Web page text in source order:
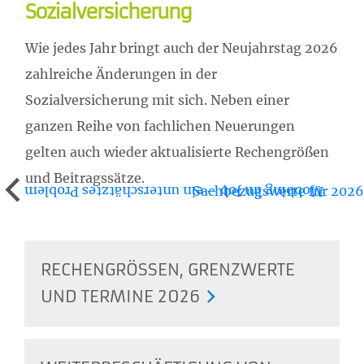
Sozialversicherung
Wie jedes Jahr bringt auch der Neujahrstag 2026
zahlreiche Änderungen in der
Sozialversicherung mit sich. Neben einer
ganzen Reihe von fachlichen Neuerungen
gelten auch wieder aktualisierte Rechengrößen
und Beitragssätze.
RECHENGRÖSSEN, GRENZWERTE U
ND TERMINE 2026
Mobbing im Job – ein unterschätztes Problem
Sachbezugswerte für 2026